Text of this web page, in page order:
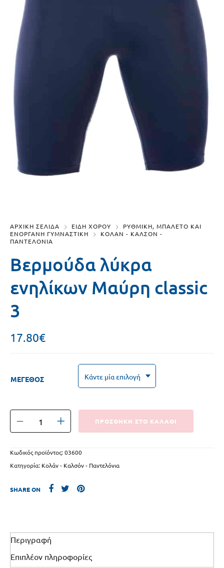
ΑΡΧΙΚΗ ΣΕΛΙΔΑ ΕΙΔΗ ΧΟΡΟΥ
ΡΥΘΜΙΚΗ, ΜΠΑΛΕΤΟ ΚΑΙ
ΕΝΟΡΓΑΝΗ ΓΥΜΝΑΣΤΙΚΗ
ΚΟΛΑΝ - ΚΑΛΣΟΝ -
ΠΑΝΤΕΛΟΝΙΑ
Βερμούδα λύκρα
ενηλίκων Μαύρη classic
3
17.80€
ΜΕΓΕΘΟΣ
ΠΡΟΣΘΗΚΗ ΣΤΟ ΚΑΛΑΘΙ
Κωδικός προϊόντος:03600
Κατηγορία: Κολάν - Καλσόν - Παντελόνια
SHARE ON
Περιγραφή
Επιπλέον πληροφορίες